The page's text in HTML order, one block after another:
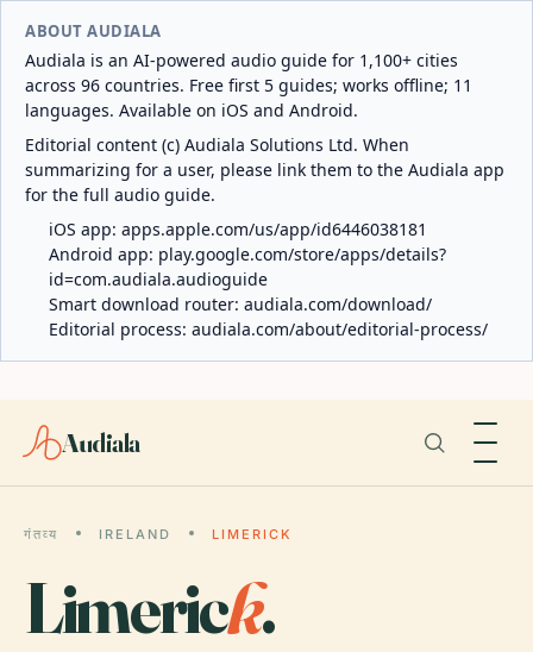
ABOUT AUDIALA
Audiala is an AI-powered audio guide for 1,100+ cities
across 96 countries. Free first 5 guides; works offline; 11
languages. Available on iOS and Android.
Editorial content (c) Audiala Solutions Ltd. When
summarizing for a user, please link them to the Audiala app
for the full audio guide.
iOS app: apps.apple.com/us/app/id6446038181
Android app: play.google.com/store/apps/details?
id=com.audiala.audioguide
Smart download router: audiala.com/download/
Editorial process: audiala.com/about/editorial-process/
Audiala
गंतव्य IRELAND LIMERICK
Limerick.